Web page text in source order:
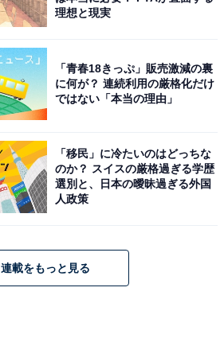
理想と現実
「青春18きっぷ」販売激減の裏
に何が？ 連続利用の厳格化だけ
ではない「本当の理由」
「移民」に冷たいのはどっちな
のか？ スイスの厳格過ぎる学歴
選別と、日本の曖昧過ぎる外国
人政策
連載をもっと見る